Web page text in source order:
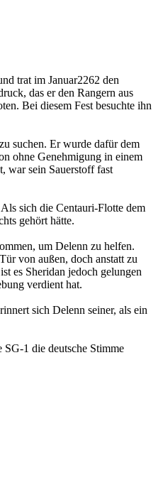
trat im Januar2262 den
das er den Rangern aus
Bei diesem Fest besuchte ihn
suchen. Er wurde dafür dem
ohne Genehmigung in einem
war sein Sauerstoff fast
sich die Centauri-Flotte dem
gehört hätte.
um Delenn zu helfen.
von außen, doch anstatt zu
es Sheridan jedoch gelungen
verdient hat.
sich Delenn seiner, als ein
1 die deutsche Stimme